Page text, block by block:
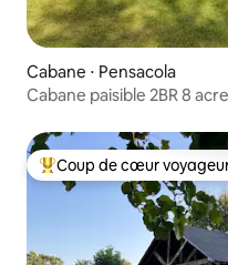
Cabane ⋅ Pensacola
Cabane paisible 2BR 8
Coups de cœur voyageurs
Coup de cœur